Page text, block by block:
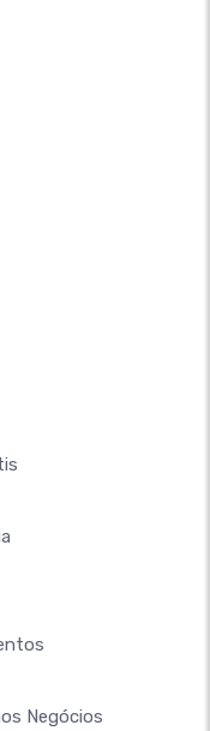
Negócios